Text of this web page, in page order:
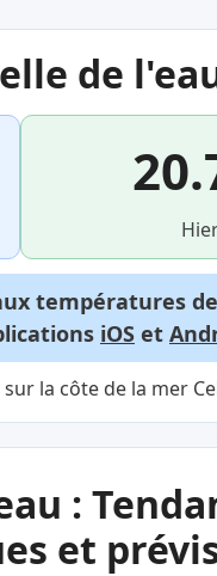
de
températures
iOS et
la côte de la mer
:
et